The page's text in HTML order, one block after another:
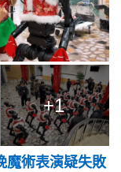
+1
魔術表演疑失敗